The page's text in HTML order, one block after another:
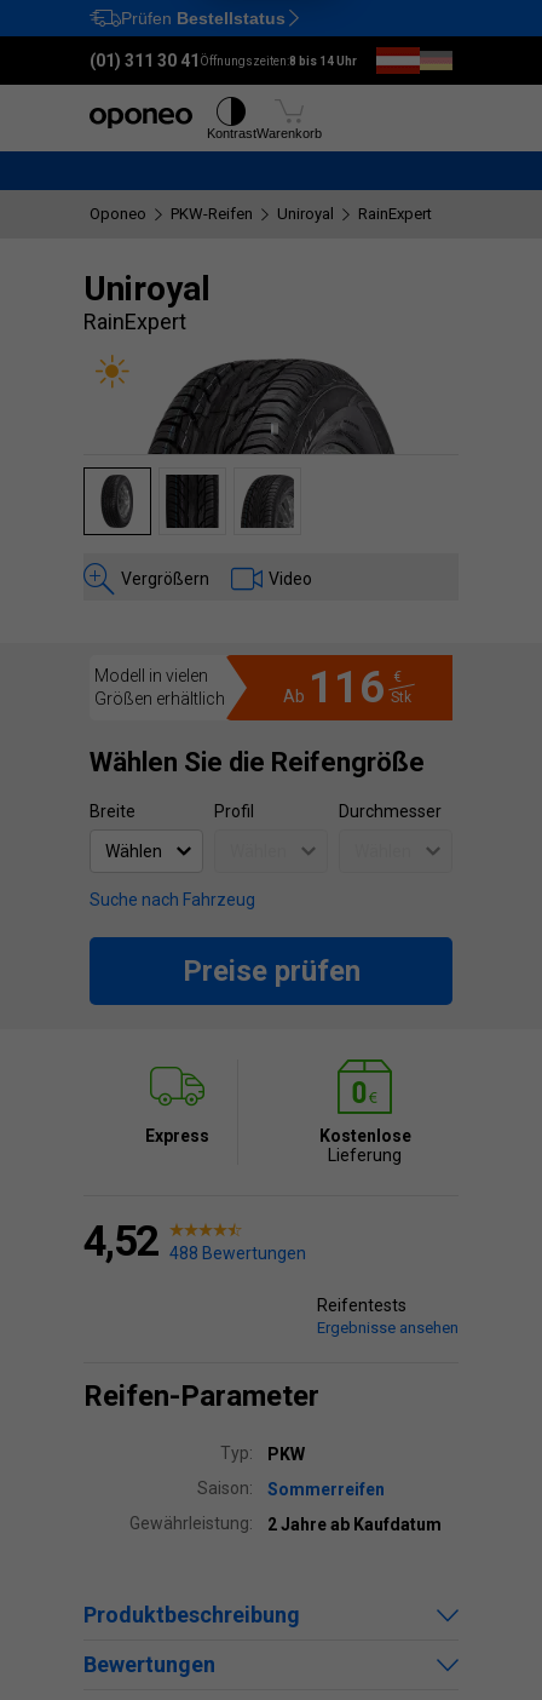
Ctrl M
Prüfen Bestellstatus
(01) 311 30 41 Öffnungszeiten:8 bis 14 Uhr
KontrastWarenkorb
Oponeo PKW-Reifen Uniroyal RainExpert
Uniroyal
RainExpert
Vergrößern Video
Modell in vielen
Größen erhältlich
Ab 116
€
Stk
Wählen Sie die Reifengröße
Breite Profil Durchmesser
Suche nach Fahrzeug
Preise prüfen
Express
Kostenlose
Lieferung
4,52 488 Bewertungen
Reifentests
Ergebnisse ansehen
Reifen-Parameter
Typ:
PKW
Saison:
Sommerreifen
Gewährleistung:
2 Jahre ab Kaufdatum
Produktbeschreibung
Bewertungen